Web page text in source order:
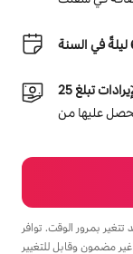
بمرور الوقت. توافر